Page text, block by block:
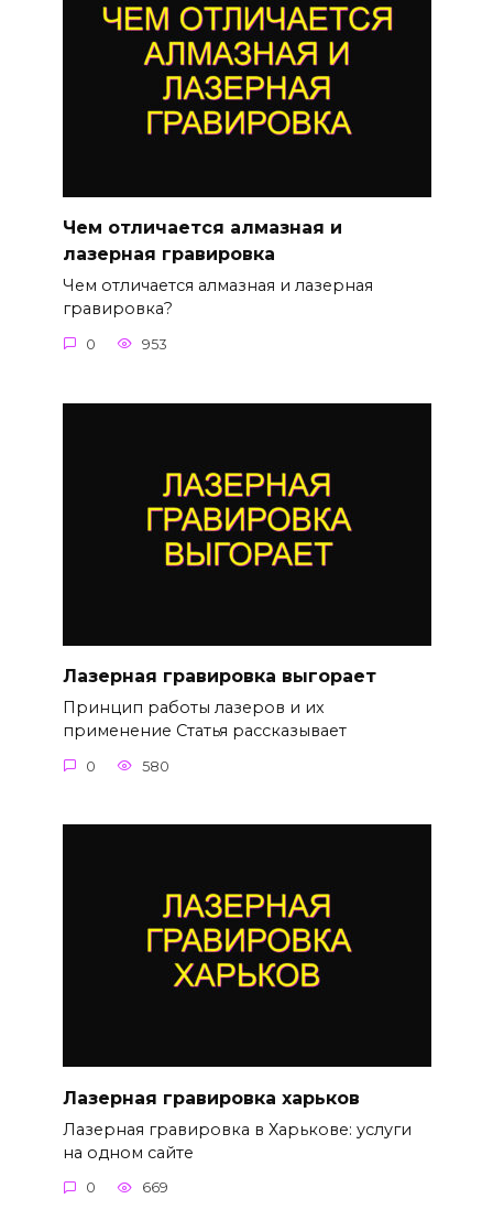
Чем отличается алмазная и
лазерная гравировка
Чем отличается алмазная и лазерная
гравировка?
0 953
Лазерная гравировка выгорает
Принцип работы лазеров и их
применение Статья рассказывает
0 580
Лазерная гравировка харьков
Лазерная гравировка в Харькове: услуги
на одном сайте
0 669